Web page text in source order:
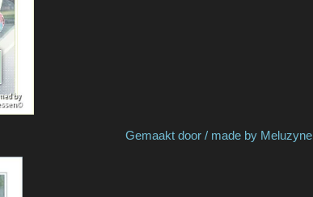
Gemaakt door / made by Meluzyne